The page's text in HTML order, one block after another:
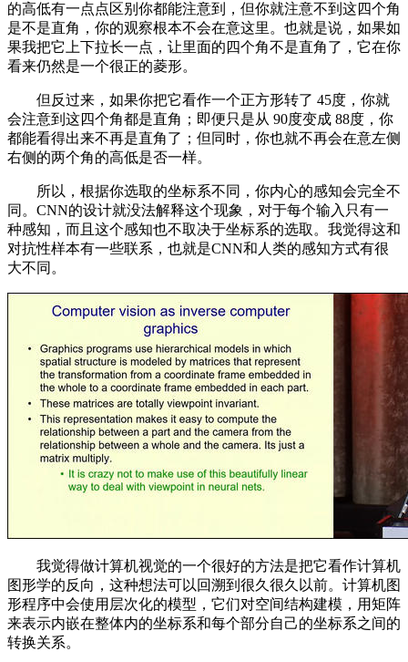
的高低有一点点区别你都能注意到，但你就注意不到这四个角
是不是直角，你的观察根本不会在意这里。也就是说，如果如
果我把它上下拉长一点，让里面的四个角不是直角了，它在你
看来仍然是一个很正的菱形。
但反过来，如果你把它看作一个正方形转了 45度，你就
会注意到这四个角都是直角；即便只是从 90度变成 88度，你
都能看得出来不再是直角了；但同时，你也就不再会在意左侧
右侧的两个角的高低是否一样。
所以，根据你选取的坐标系不同，你内心的感知会完全不
同。CNN的设计就没法解释这个现象，对于每个输入只有一
种感知，而且这个感知也不取决于坐标系的选取。我觉得这和
对抗性样本有一些联系，也就是CNN和人类的感知方式有很
大不同。
我觉得做计算机视觉的一个很好的方法是把它看作计算机
图形学的反向，这种想法可以回溯到很久很久以前。计算机图
形程序中会使用层次化的模型，它们对空间结构建模，用矩阵
来表示内嵌在整体内的坐标系和每个部分自己的坐标系之间的
转换关系。